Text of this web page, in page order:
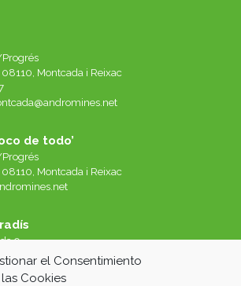
el Consentimiento
Cookies
Montcada i Reixac
de todo’
Montcada i Reixac
9
de Sant Andreu. 08030 Barcelona